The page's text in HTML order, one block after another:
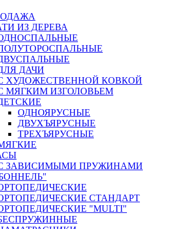
ИЗ ДЕРЕВА
ДАЧИ
ХУДОЖЕСТВЕННОЙ КОВКОЙ
МЯГКИМ ИЗГОЛОВЬЕМ
ОДНОЯРУСНЫЕ
ДВУХЪЯРУСНЫЕ
ТРЕХЪЯРУСНЫЕ
ЗАВИСИМЫМИ ПРУЖИНАМИ
СТАНДАРТ
"MULTI"